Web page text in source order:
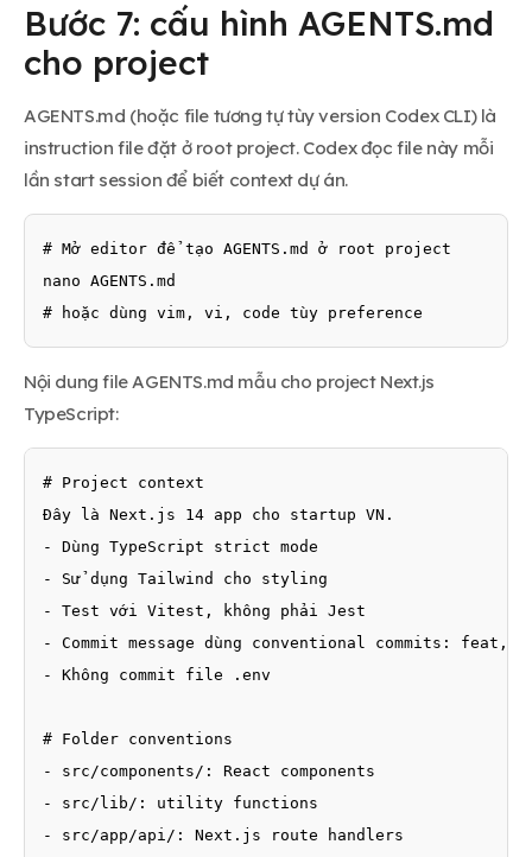
Bước 7: cấu hình AGENTS.md
cho project
AGENTS.md (hoặc file tương tự tùy version Codex CLI) là
instruction file đặt ở root project. Codex đọc file này mỗi
lần start session để biết context dự án.
# Mở editor để tạo AGENTS.md ở root project
nano AGENTS.md
# hoặc dùng vim, vi, code tùy preference
Nội dung file AGENTS.md mẫu cho project Next.js
TypeScript:
# Project context
Đây là Next.js 14 app cho startup VN.
- Dùng TypeScript strict mode
- Sử dụng Tailwind cho styling
- Test với Vitest, không phải Jest
- Commit message dùng conventional commits: feat,
- Không commit file .env
# Folder conventions
- src/components/: React components
- src/lib/: utility functions
- src/app/api/: Next.js route handlers